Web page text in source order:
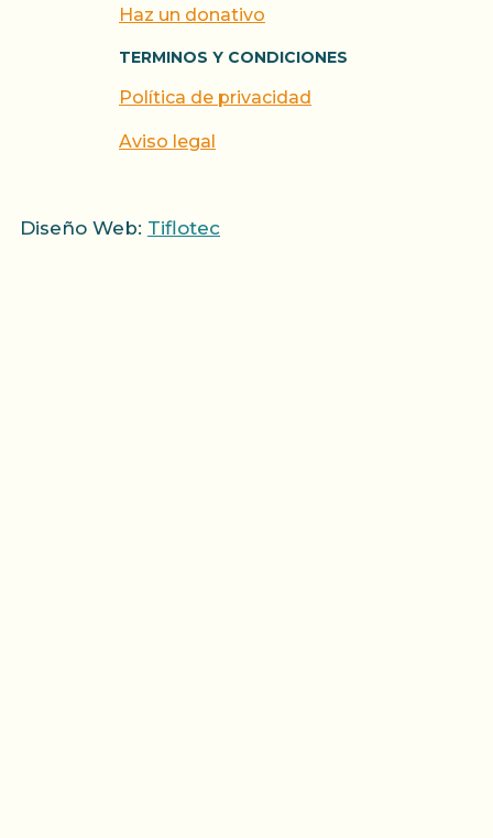
Haz un donativo
TERMINOS Y CONDICIONES
Política de privacidad
Aviso legal
Diseño Web: Tiflotec